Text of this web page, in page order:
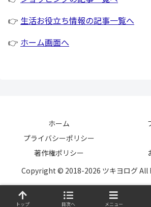
👉 生活お役立ち情報の記事一覧へ
👉 ホーム画面へ
ホーム
プライバシーポリシー
著作権ポリシー
Copyright © 2018-2026 ツキヨログ All
トップ 目次へ メニュー